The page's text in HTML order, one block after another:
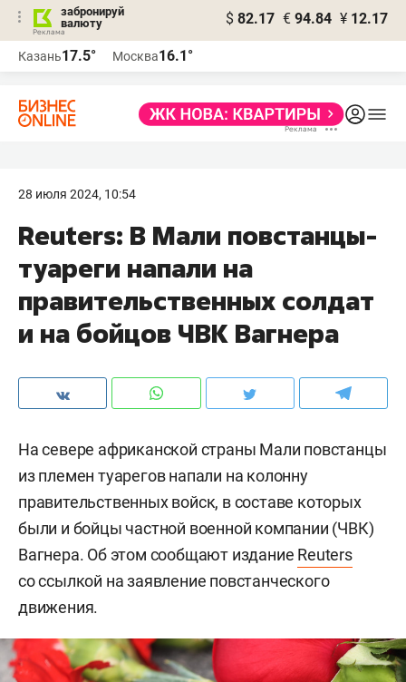
забронируй
валюту
$ 82.17 € 94.84 ¥ 12.17
Казань17.5° Москва16.1°
28 июля 2024, 10:54
Reuters: В Мали повстанцы-
туареги напали на
правительственных солдат
и на бойцов ЧВК Вагнера
На севере африканской страны Мали повстанцы
из племен туарегов напали на колонну
правительственных войск, в составе которых
были и бойцы частной военной компании (ЧВК)
Вагнера. Об этом сообщают издание Reuters
со ссылкой на заявление повстанческого
движения.